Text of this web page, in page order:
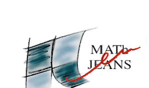
non
identifié